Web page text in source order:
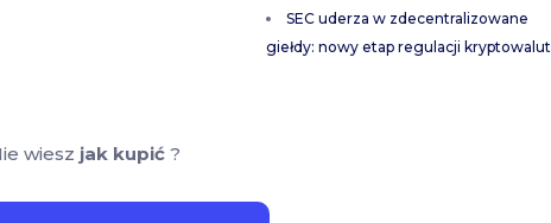
SEC uderza w zdecentralizowane
giełdy: nowy etap regulacji kryptowalut
wiesz jak kupić?